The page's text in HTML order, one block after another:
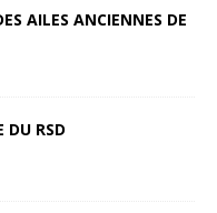
AILES ANCIENNES DE
DU RSD